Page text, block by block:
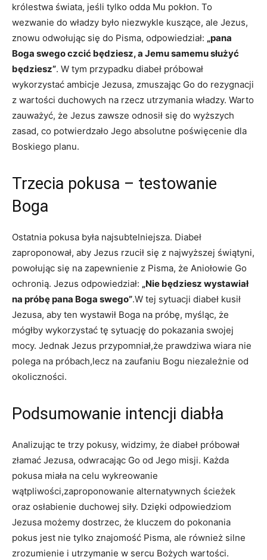
królestwa świata, jeśli⁢ tylko odda Mu pokłon. ​To
wezwanie ⁢do władzy było niezwykle kuszące, ale Jezus,
znowu odwołując się do Pisma,‍ odpowiedział: „pana
Boga swego czcić będziesz, ‍a Jemu samemu służyć
będziesz”. ⁤W tym przypadku diabeł⁤ próbował
wykorzystać ambicje ‍Jezusa,⁢ zmuszając Go do rezygnacji
⁣z wartości​ duchowych na‍ rzecz utrzymania władzy. Warto
zauważyć,⁣ że Jezus zawsze odnosił się do wyższych
zasad, co potwierdzało Jego absolutne poświęcenie dla
Boskiego planu.
Trzecia‌ pokusa – testowanie
Boga
Ostatnia pokusa była najsubtelniejsza.⁢ Diabeł
zaproponował, aby​ Jezus rzucił się z najwyższej świątyni,
powołując się na zapewnienie ‌z Pisma, ‍że Aniołowie ⁢Go
ochronią. Jezus odpowiedział: „Nie będziesz wystawiał
na ​próbę pana Boga swego”.W ‌tej sytuacji diabeł kusił
Jezusa, aby ten ​wystawił ⁤Boga na próbę, myśląc, ​że
mógłby wykorzystać tę sytuację do pokazania swojej
mocy. ⁢Jednak Jezus przypomniał,że prawdziwa wiara nie
polega na próbach,lecz na zaufaniu Bogu niezależnie od
okoliczności.
Podsumowanie intencji diabła
Analizując te ‌trzy pokusy, widzimy, ​że diabeł próbował
złamać Jezusa, ⁢odwracając Go od‍ Jego misji. Każda
pokusa miała na celu wykreowanie
wątpliwości,zaproponowanie alternatywnych ścieżek
oraz osłabienie duchowej siły. Dzięki odpowiedziom ​
Jezusa możemy dostrzec, że kluczem do pokonania
pokus jest nie tylko znajomość ‍Pisma, ale również ​silne​
zrozumienie i utrzymanie w sercu Bożych wartości.